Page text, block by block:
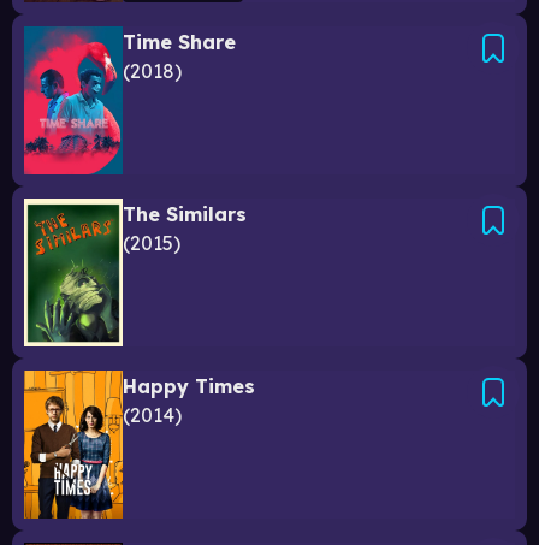
Time Share
2018
The Similars
2015
Happy Times
2014